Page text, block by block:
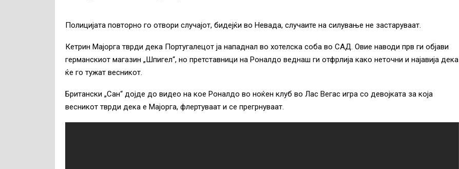
Полицијата повторно го отвори случајот, бидејќи во Невада, случаите на силување не застаруваат.
Кетрин Мајорга тврди дека Португалецот ја нападнал во хотелска соба во САД. Овие наводи прв ги објави
германскиот магазин „Шпигел“, но претставници на Роналдо веднаш ги отфрлија како неточни и најавија дека
ќе го тужат весникот.
Британски „Сан“ дојде до видео на кое Роналдо во ноќен клуб во Лас Вегас игра со девојката за која
весникот тврди дека е Мајорга, флертуваат и се прегрнуваат.